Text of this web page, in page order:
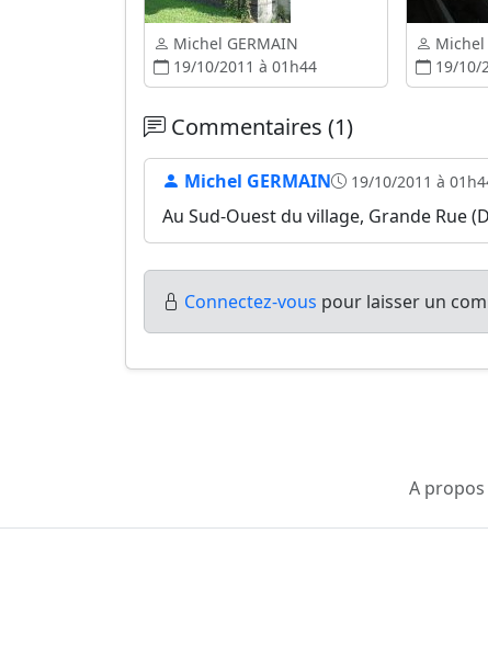
Michel GERMAIN
19/10/2011 à 01h44
Michel
19/10/
Commentaires (1)
Michel GERMAIN 19/10/2011 à
Au Sud-Ouest du village, Grande Rue
Connectez-vous pour laisser un
A propos